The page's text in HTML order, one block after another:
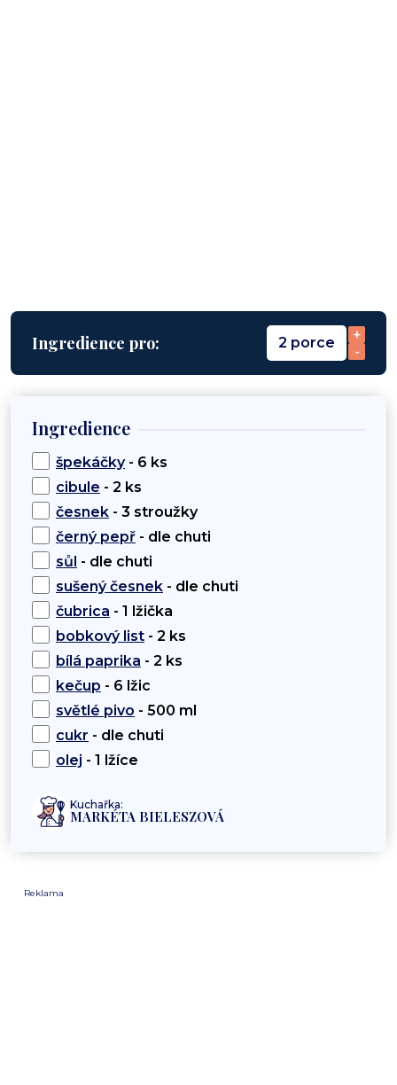
Ingredience pro: 2 porce
+
-
Ingredience
špekáčky- 6 ks
cibule - 2 ks
česnek - 3 stroužky
černý pepř - dle chuti
sůl - dle chuti
sušený česnek - dle chuti
čubrica - 1 lžička
bobkový list - 2 ks
bílá paprika - 2 ks
kečup - 6 lžic
světlé pivo - 500 ml
cukr - dle chuti
olej - 1 lžíce
Kuchařka:
MARKÉTA BIELESZOVÁ
Reklama